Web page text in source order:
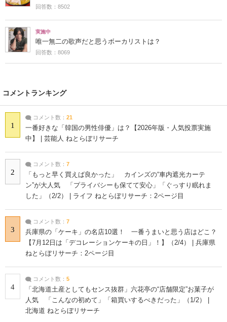
回答数：8502
実施中
唯一無二の歌声だと思うボーカリストは？
回答数：8069
コメントランキング
1
コメント数： 21
一番好きな「韓国の男性俳優」は？【2026年版・人気投票実施
中】 | 芸能人 ねとらぼリサーチ
2
コメント数： 7
「もっと早く買えば良かった」 カインズの“車内遮光カーテ
ン”が大人気 「プライバシーも保てて安心」「ぐっすり眠れま
した」（2/2） | ライフ ねとらぼリサーチ：2ページ目
3
コメント数： 7
兵庫県の「ケーキ」の名店10選！ 一番うまいと思う店はどこ？
【7月12日は「デコレーションケーキの日」！】（2/4） | 兵庫県
ねとらぼリサーチ：2ページ目
4
コメント数： 5
「北海道土産としてもセンス抜群」六花亭の“店舗限定”お菓子が
人気 「こんなの初めて」「箱買いするべきだった」（1/2） |
北海道 ねとらぼリサーチ